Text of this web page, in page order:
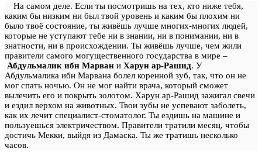
На самом деле. Если ты посмотришь на тех, кто ниже тебя,
каким бы низким ни был твой уровень и каким бы плохим ни
было твоё состояние, ты живёшь лучше многих-многих людей,
которые не уступают тебе ни в знании, ни в понимании, ни в
знатности, ни в происхождении. Ты живёшь лучше, чем жили
правители самого могущественного государства в мире –
Абдульмалик ибн Марван и Харун ар-Рашид. У
Абдульмалика ибн Марвана болел коренной зуб, так, что он не
мог спать ночью. Он не мог найти врача, который сможет
вылечить его и покрыть золотом. Харун ар-Рашид зажигал свечи
и ездил верхом на животных. Твои зубы не успевают заболеть,
как их лечит специалист-стоматолог. Ты ездишь на машине и
пользуешься электричеством. Правители тратили месяц, чтобы
достичь Мекки, выйдя из Дамаска. Ты же тратишь несколько
часов.